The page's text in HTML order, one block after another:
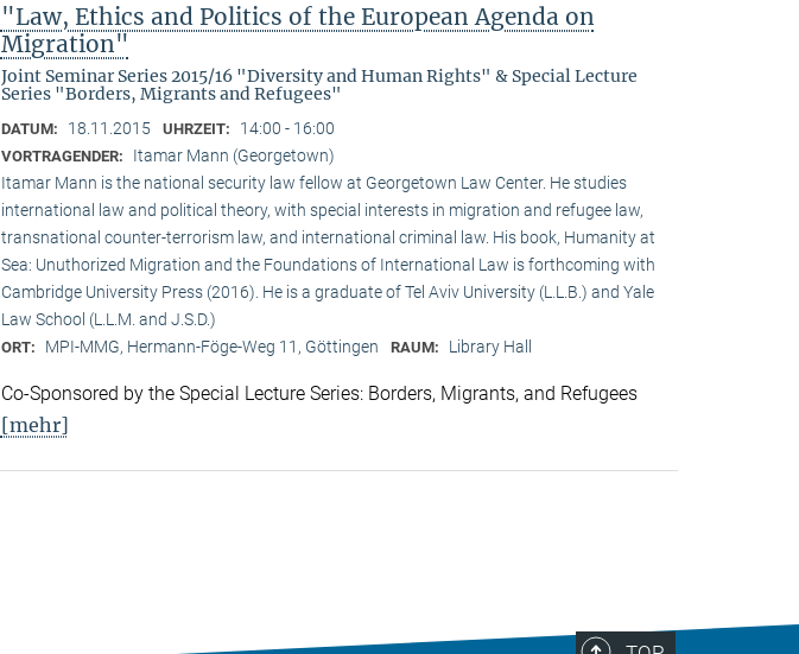
"Law, Ethics and Politics of the European Agenda on
Migration"
Joint Seminar Series 2015/16 "Diversity and Human Rights" & Special Lecture
Series "Borders, Migrants and Refugees"
DATUM: 18.11.2015 UHRZEIT: 14:00 - 16:00
VORTRAGENDER:
Itamar Mann (Georgetown)
Itamar Mann is the national security law fellow at Georgetown Law Center. He studies
international law and political theory, with special interests in migration and refugee law,
transnational counter-terrorism law, and international criminal law. His book, Humanity at
Sea: Unuthorized Migration and the Foundations of International Law is forthcoming with
Cambridge University Press (2016). He is a graduate of Tel Aviv University (L.L.B.) and Yale
Law School (L.L.M. and J.S.D.)
ORT: MPI-MMG, Hermann-Föge-Weg 11, Göttingen RAUM: Library Hall
Co-Sponsored by the Special Lecture Series: Borders, Migrants, and Refugees
[mehr]